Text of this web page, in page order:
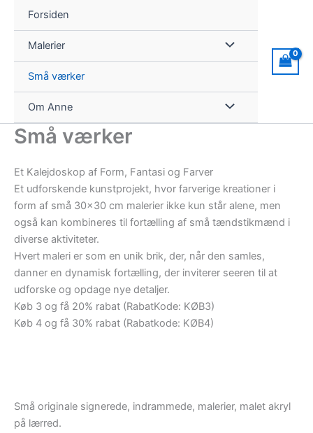
indholdet
Forsiden
Malerier
Små værker
Om Anne
Små værker
Et Kalejdoskop af Form, Fantasi og Farver
Et udforskende kunstprojekt, hvor farverige kreationer i
form af små 30×30 cm malerier ikke kun står alene, men
også kan kombineres til fortælling af små tændstikmænd i
diverse aktiviteter.
Hvert maleri er som en unik brik, der, når den samles,
danner en dynamisk fortælling, der inviterer seeren til at
udforske og opdage nye detaljer.
Køb 3 og få 20% rabat (RabatKode: KØB3)
Køb 4 og få 30% rabat (Rabatkode: KØB4)
Små originale signerede, indrammede, malerier, malet akryl
på lærred.